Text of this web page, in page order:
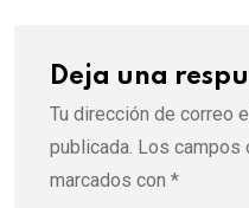
Deja una
Tu dirección de correo
publicada. Los campos
marcados con *